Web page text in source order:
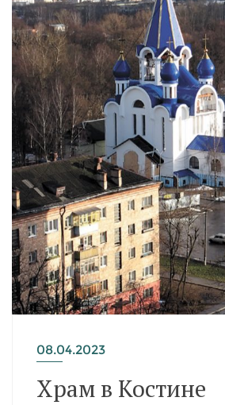
08.04.2023
Храм в Костине